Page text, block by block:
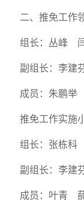
二、推免工作
组长：丛峰
副组长：李
成员：朱鹏
推免工作实施
组长：张栋科
副组长：李建
成员：叶青